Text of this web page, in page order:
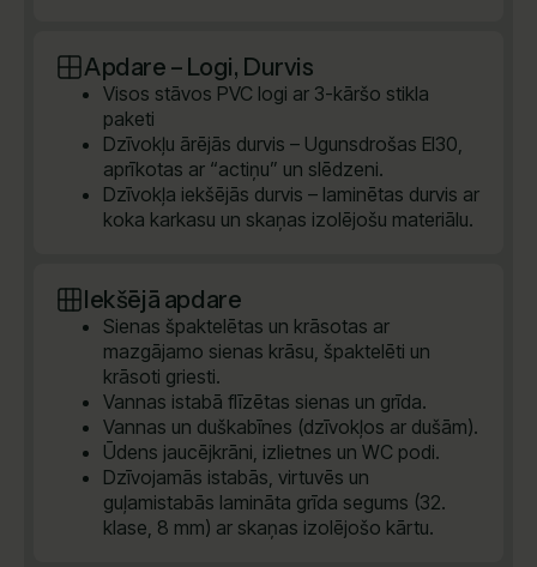
Apdare – Logi, Durvis
Visos stāvos PVC logi ar 3-kāršo stikla
paketi
Dzīvokļu ārējās durvis – Ugunsdrošas EI30,
aprīkotas ar “actiņu” un slēdzeni.
Dzīvokļa iekšējās durvis – laminētas durvis ar
koka karkasu un skaņas izolējošu materiālu.
Iekšējā apdare
Sienas špaktelētas un krāsotas ar
mazgājamo sienas krāsu, špaktelēti un
krāsoti griesti.
Vannas istabā flīzētas sienas un grīda.
Vannas un duškabīnes (dzīvokļos ar dušām).
Ūdens jaucējkrāni, izlietnes un WC podi.
Dzīvojamās istabās, virtuvēs un
guļamistabās lamināta grīda segums (32.
klase, 8 mm) ar skaņas izolējošo kārtu.